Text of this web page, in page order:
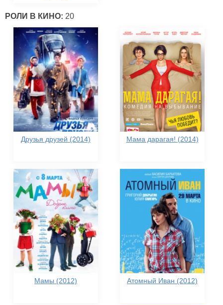
РОЛИ В КИНО: 20
Друзья друзей (2014) Мама дарагая! (2014)
Мамы (2012) Атомный Иван (2012)